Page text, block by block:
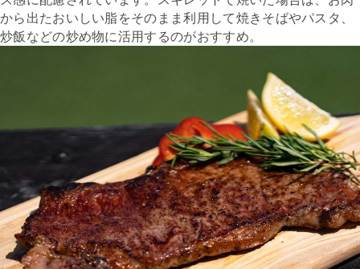
から出たおいしい脂をそのまま利用して焼きそばやパスタ、
炒飯などの炒め物に活用するのがおすすめ。